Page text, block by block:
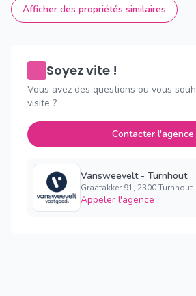
Afficher des propriétés similaires
Soyez vite !
Vous avez des questions ou vous
visite ?
Contacter l'agence
Vansweevelt - Turnhout
Graatakker 91, 2300 Turnhout
Appeler l'agence